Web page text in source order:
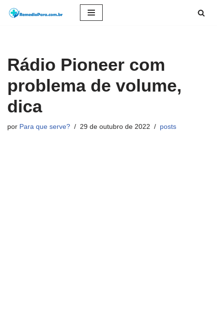
conteúdo
Rádio Pioneer com
problema de volume,
dica
por Para que serve? 29 de outubro de 2022 posts